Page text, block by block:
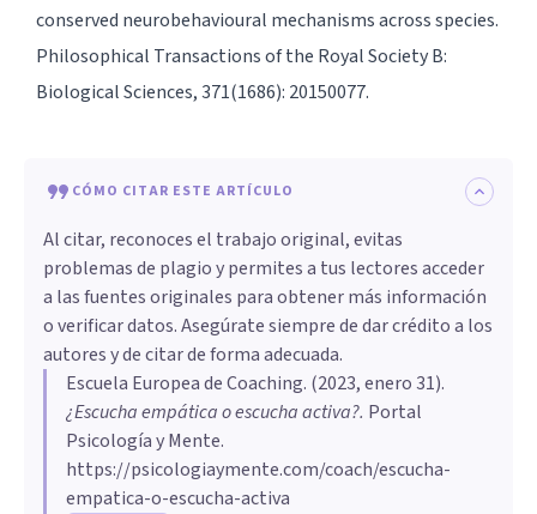
conserved neurobehavioural mechanisms across species.
Philosophical Transactions of the Royal Society B:
Biological Sciences, 371(1686): 20150077.
CÓMO CITAR ESTE ARTÍCULO
Al citar, reconoces el trabajo original, evitas
problemas de plagio y permites a tus lectores acceder
a las fuentes originales para obtener más información
o verificar datos. Asegúrate siempre de dar crédito a los
autores y de citar de forma adecuada.
Escuela Europea de Coaching. (2023, enero 31).
¿Escucha empática o escucha activa?. Portal
Psicología y Mente.
https://psicologiaymente.com/coach/escucha-
empatica-o-escucha-activa